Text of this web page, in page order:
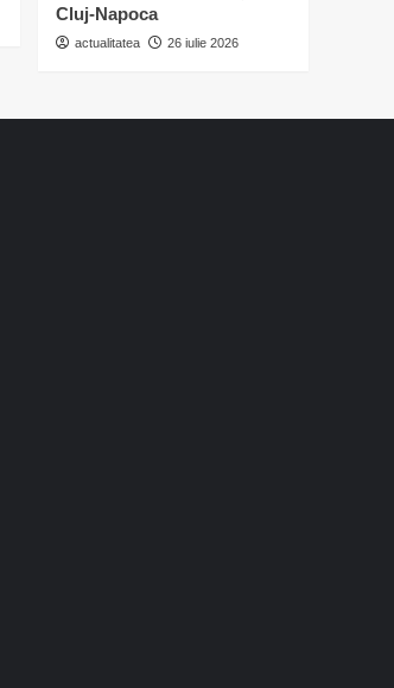
Cluj-Napoca
actualitatea 26 iulie 2026